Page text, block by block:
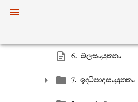
6. බලසංයුත‍්තං
7. ඉද‍්ධිපාදසංයුත‍්තං